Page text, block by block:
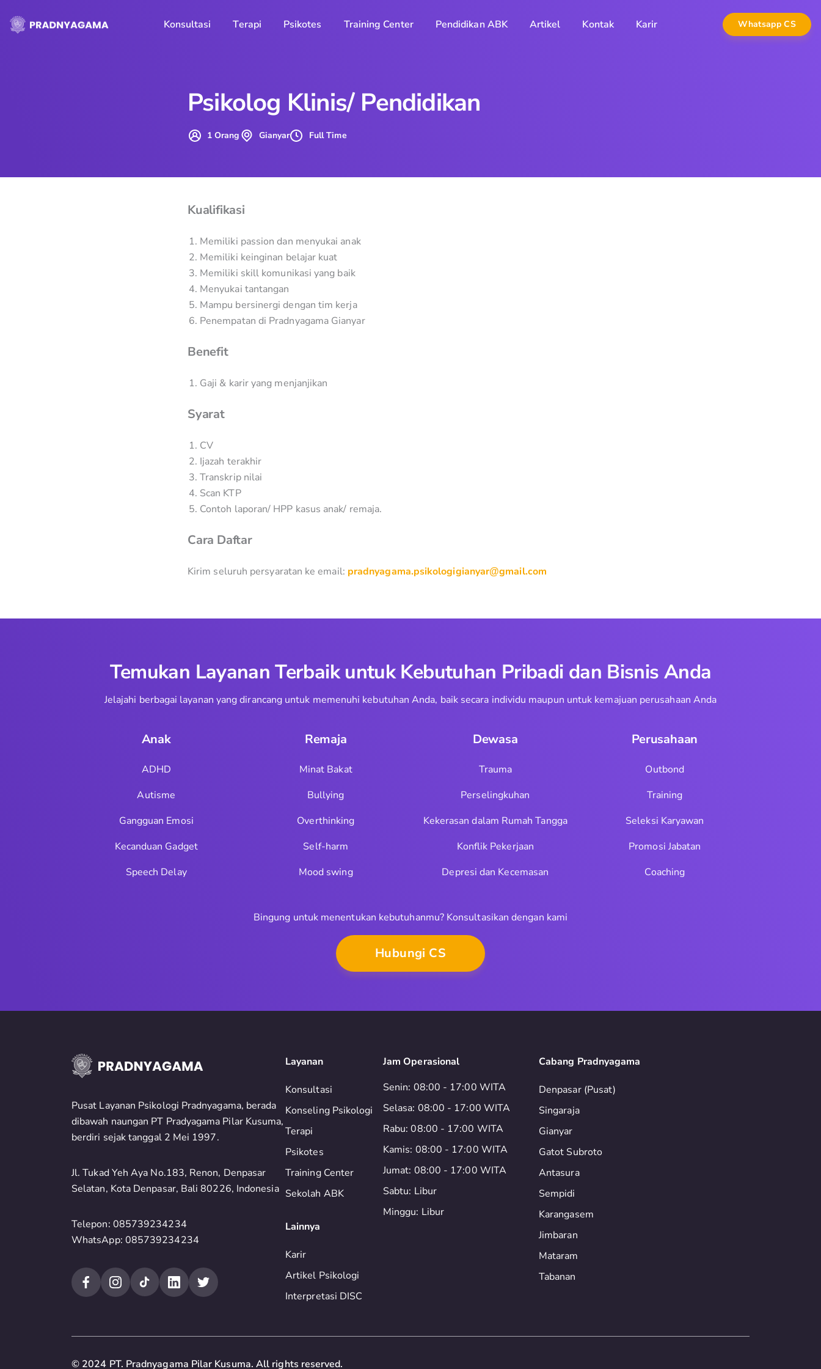
Konsultasi Terapi Psikotes Training Center Pendidikan ABK Artikel Kontak Karir Whatsapp CS
Psikolog Klinis/ Pendidikan
1 Orang Gianyar Full Time
Kualifikasi
Memiliki passion dan menyukai anak
Memiliki keinginan belajar kuat
Memiliki skill komunikasi yang baik
Menyukai tantangan
Mampu bersinergi dengan tim kerja
Penempatan di Pradnyagama Gianyar
Benefit
Gaji & karir yang menjanjikan
Syarat
CV
Ijazah terakhir
Transkrip nilai
Scan KTP
Contoh laporan/ HPP kasus anak/ remaja.
Cara Daftar
Kirim seluruh persyaratan ke email: pradnyagama.psikologigianyar@gmail.com
Temukan Layanan Terbaik untuk Kebutuhan Pribadi dan Bisnis Anda
Jelajahi berbagai layanan yang dirancang untuk memenuhi kebutuhan Anda, baik secara individu maupun untuk kemajuan perusahaan Anda
Anak
ADHD
Autisme
Gangguan Emosi
Kecanduan Gadget
Speech Delay
Remaja
Minat Bakat
Bullying
Overthinking
Self-harm
Mood swing
Dewasa
Trauma
Perselingkuhan
Kekerasan dalam Rumah Tangga
Konflik Pekerjaan
Depresi dan Kecemasan
Perusahaan
Outbond
Training
Seleksi Karyawan
Promosi Jabatan
Coaching
Bingung untuk menentukan kebutuhanmu? Konsultasikan dengan kami
Hubungi CS
Pusat Layanan Psikologi Pradnyagama, berada
dibawah naungan PT Pradyagama Pilar Kusuma,
berdiri sejak tanggal 2 Mei 1997.
Jl. Tukad Yeh Aya No.183, Renon, Denpasar
Selatan, Kota Denpasar, Bali 80226, Indonesia
Telepon: 085739234234
WhatsApp: 085739234234
Layanan
Konsultasi
Konseling Psikologi
Terapi
Psikotes
Training Center
Sekolah ABK
Lainnya
Karir
Artikel Psikologi
Interpretasi DISC
Jam Operasional
Senin: 08:00 - 17:00 WITA
Selasa: 08:00 - 17:00 WITA
Rabu: 08:00 - 17:00 WITA
Kamis: 08:00 - 17:00 WITA
Jumat: 08:00 - 17:00 WITA
Sabtu: Libur
Minggu: Libur
Cabang Pradnyagama
Denpasar (Pusat)
Singaraja
Gianyar
Gatot Subroto
Antasura
Sempidi
Karangasem
Jimbaran
Mataram
Tabanan
© 2024 PT. Pradnyagama Pilar Kusuma. All rights reserved.